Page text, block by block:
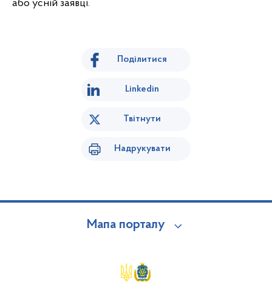
або усній заявці.
Поділитися
Linkedin
Твітнути
Надрукувати
Мапа порталу